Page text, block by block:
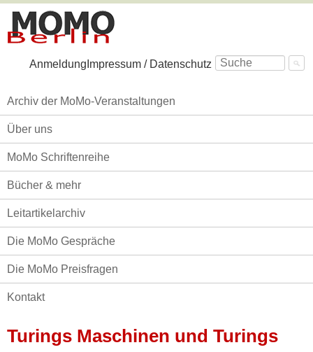
Navigation
Anmeldung Impressum / Datenschutz
Navigation
Archiv der MoMo-Veranstaltungen
Über uns
MoMo Schriftenreihe
Bücher & mehr
Leitartikelarchiv
Die MoMo Gespräche
Die MoMo Preisfragen
Kontakt
Turings Maschinen und Turings